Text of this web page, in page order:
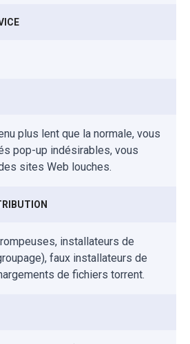
plus lent que la normale, vous
pop-up indésirables, vous
sites Web louches.
installateurs de
faux installateurs de
de fichiers torrent.